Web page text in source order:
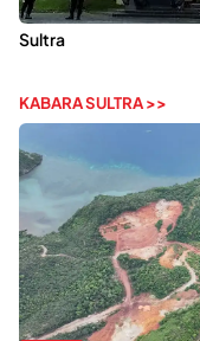
Dugaan Kekerasan
Sultra
KABARA SULTRA >>